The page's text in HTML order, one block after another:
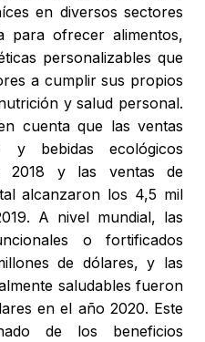
en diversos sectores
para ofrecer alimentos,
personalizables que
a cumplir sus propios
y salud personal.
cuenta que las ventas
y bebidas ecológicos
2018 y las ventas de
alcanzaron los 4,5 mil
A nivel mundial, las
o fortificados
de dólares, y las
saludables fueron
en el año 2020. Este
de los beneficios